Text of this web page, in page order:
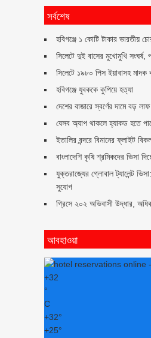
সর্বশেষ
হবিগঞ্জে ১ কোটি টাকার ভারতীয়
সিলেটে দুই বাসের মুখোমুখি সংঘর্ষ,
সিলেটে ১৯৮০ পিস ইয়াবাসহ
হবিগঞ্জে যুবককে কুপিয়ে হত্যা
দেশের বাজারে স্বর্ণের দামে বড় লাফ
যেসব অ্যাপ থাকলে হ্যাকড হতে
ইতালির বন্দরে বিমানের ফ্লাইট
বাংলাদেশি কৃষি শ্রমিকদের ভিসা
যুক্তরাজ্যের গ্লোবাল ট্যালেন্ট
সুযোগ
গ্রিসে ২০২ অভিবাসী উদ্ধার,
আবহাওয়া
+32
°
C
+32°
+25°